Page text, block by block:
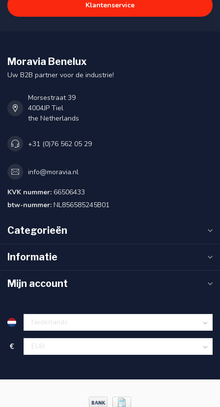
Klantenservice
Moravia Benelux
Uw B2B partner voor de industrie!
Morsestraat 39
4004JP Tiel
the Netherlands
+31 (0)76 562 05 29
info@moravia.nl
KVK nummer: 66506433
btw-nummer: NL856585245B01
Categorieën
Informatie
Mijn account
€